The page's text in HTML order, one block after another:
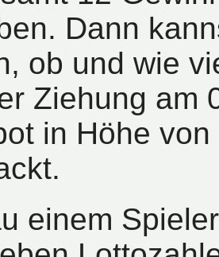
Dann
ob und wie
Ziehung am
in Höhe
einem